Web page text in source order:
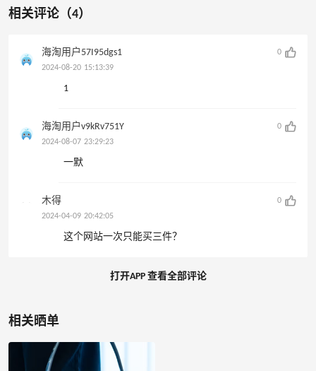
相关评论（4）
海淘用户57I95dgs1
0
2024-08-20 15:13:39
1
海淘用户v9kRv751Y
0
2024-08-07 23:29:23
一默
木得
0
2024-04-09 20:42:05
这个网站一次只能买三件？
打开APP 查看全部评论
相关晒单